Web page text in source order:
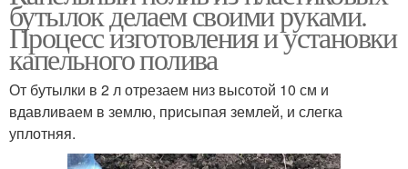
бутылок делаем своими руками.
Процесс изготовления и установки
капельного полива
От бутылки в 2 л отрезаем низ высотой 10 см и
вдавливаем в землю, присыпая землей, и слегка
уплотняя.